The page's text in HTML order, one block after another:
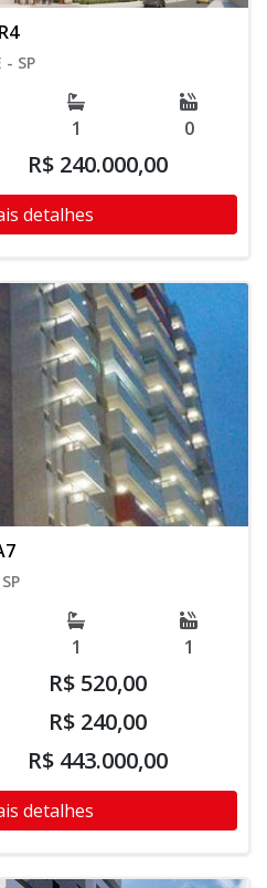
- SP
1 0
R$ 240.000,00
detalhes
1 1
R$ 520,00
R$ 240,00
R$ 443.000,00
detalhes